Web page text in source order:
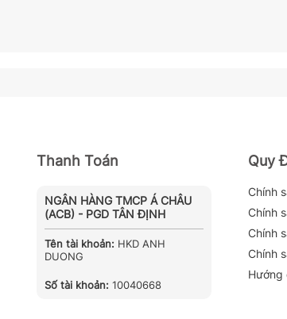
Thanh Toán
NGÂN HÀNG TMCP Á CHÂU
(ACB) - PGD TÂN ĐỊNH
Tên tài khoản: HKD ANH
DUONG
Số tài khoản: 10040668
Quy
Chính
Chính
Chính
Chính
Hướng